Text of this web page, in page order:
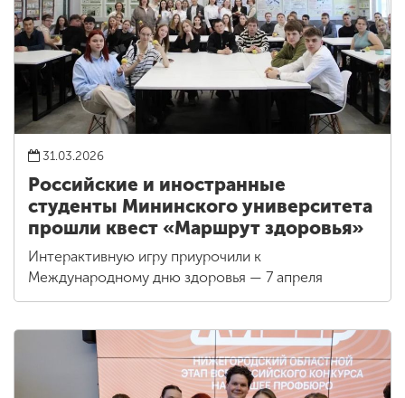
31.03.2026
Российские и иностранные
студенты Мининского университета
прошли квест «Маршрут здоровья»
Интерактивную игру приурочили к
Международному дню здоровья — 7 апреля